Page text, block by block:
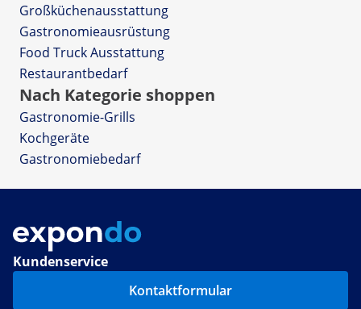
Großküchenausstattung
Gastronomieausrüstung
Food Truck Ausstattung
Restaurantbedarf
Nach Kategorie shoppen
Gastronomie-Grills
Kochgeräte
Gastronomiebedarf
Kundenservice
Kontaktformular